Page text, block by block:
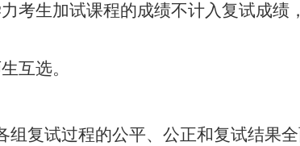
考生加试课程的成绩不计入复试成绩
互选。
复试过程的公平、公正和复试结果